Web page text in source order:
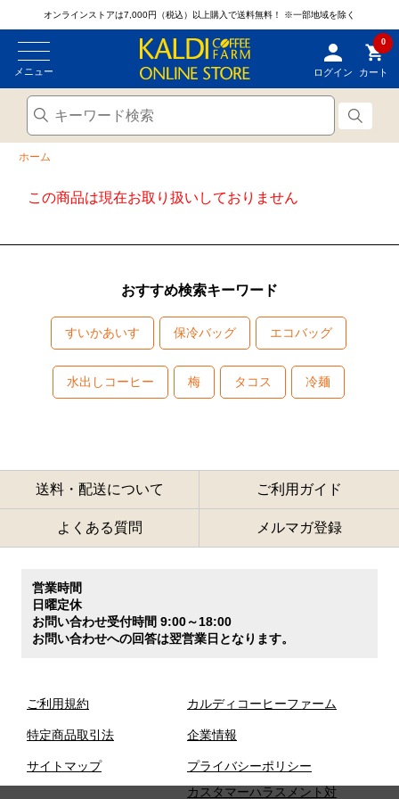
オンラインストアは7,000円（税込）以上購入で送料無料！ ※一部地域を除く
メニュー ログイン
0
カート
ホーム
この商品は現在お取り扱いしておりません
おすすめ検索キーワード
すいかあいす 保冷バッグ エコバッグ
水出しコーヒー 梅 タコス 冷麺
送料・配送について ご利用ガイド
よくある質問 メルマガ登録
営業時間
日曜定休
お問い合わせ受付時間 9:00～18:00
お問い合わせへの回答は翌営業日となります。
ご利用規約
特定商品取引法
サイトマップ
カルディコーヒーファーム
企業情報
プライバシーポリシー
カスタマーハラスメント対